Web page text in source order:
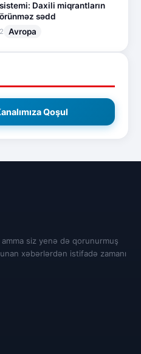
Daxili miqrantların
sədd
Avropa
Qoşul
siz yenə də qorunurmuş
xəbərlərdən istifadə zamanı